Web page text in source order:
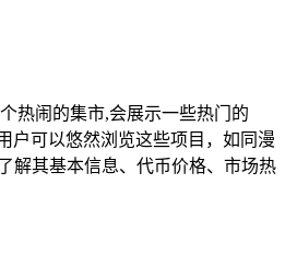
热闹的集市,会展示一些热门的
户可以悠然浏览这些项目，如同漫
解其基本信息、代币价格、市场热